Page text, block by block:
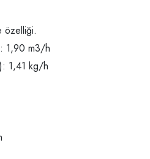
özelliği.
1,90 m3/h
1,41 kg/h